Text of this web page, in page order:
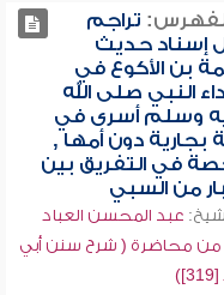
تراجم
إسناد حديث
بن الأكوع في
النبي صلى الله
وسلم أسرى في
بجارية دون أمها ,
في التفريق بين
من السبي
عبد المحسن العباد
من محاضرة ( شرح سنن أبي